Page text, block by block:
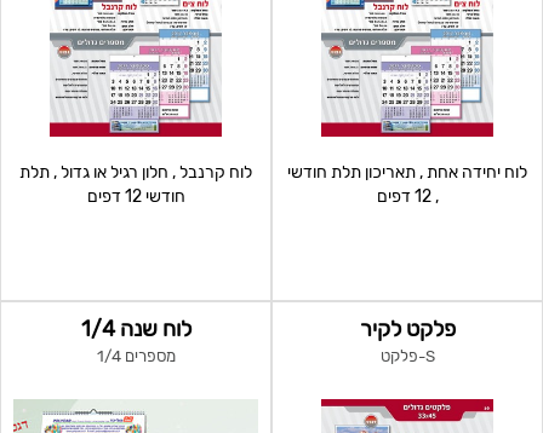
לוח יחידה אחת , תאריכון תלת חודשי
, 12 דפים
לוח קרנבל , חלון רגיל או גדול , תלת
חודשי 12 דפים
פלקט לקיר
S-פלקט
לוח שנה 1/4
מספרים 1/4